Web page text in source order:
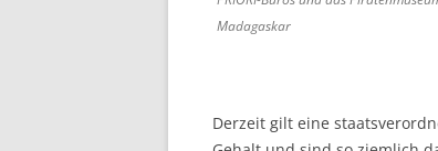
Madagaskar
Derzeit gilt eine